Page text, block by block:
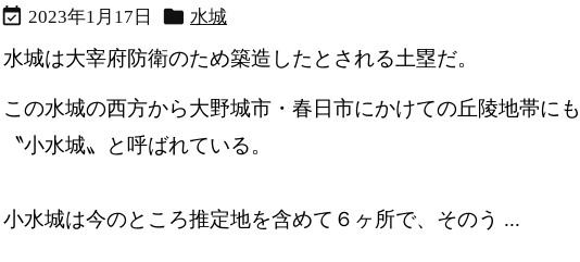
 2023年1月17日  水城
水城は大宰府防衛のため築造したとされる土塁だ。
この水城の西方から大野城市・春日市にかけての丘陵地帯に
〝小水城〟と呼ばれている。
小水城は今のところ推定地を含めて６ヶ所で、そのう ...